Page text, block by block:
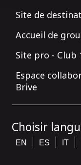
Site de
Accueil de
Site pro - Club
Espace
Brive
Choisir
EN ES IT